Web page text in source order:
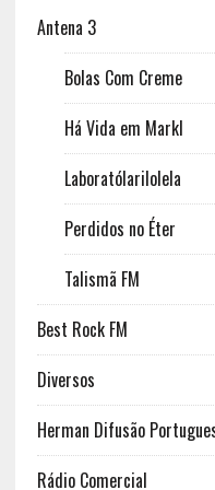
Antena 3
Bolas Com Creme
Há Vida em Markl
Laboratólarilolela
Perdidos no Éter
Talismã FM
Best Rock FM
Diversos
Herman Difusão
Rádio Comercial